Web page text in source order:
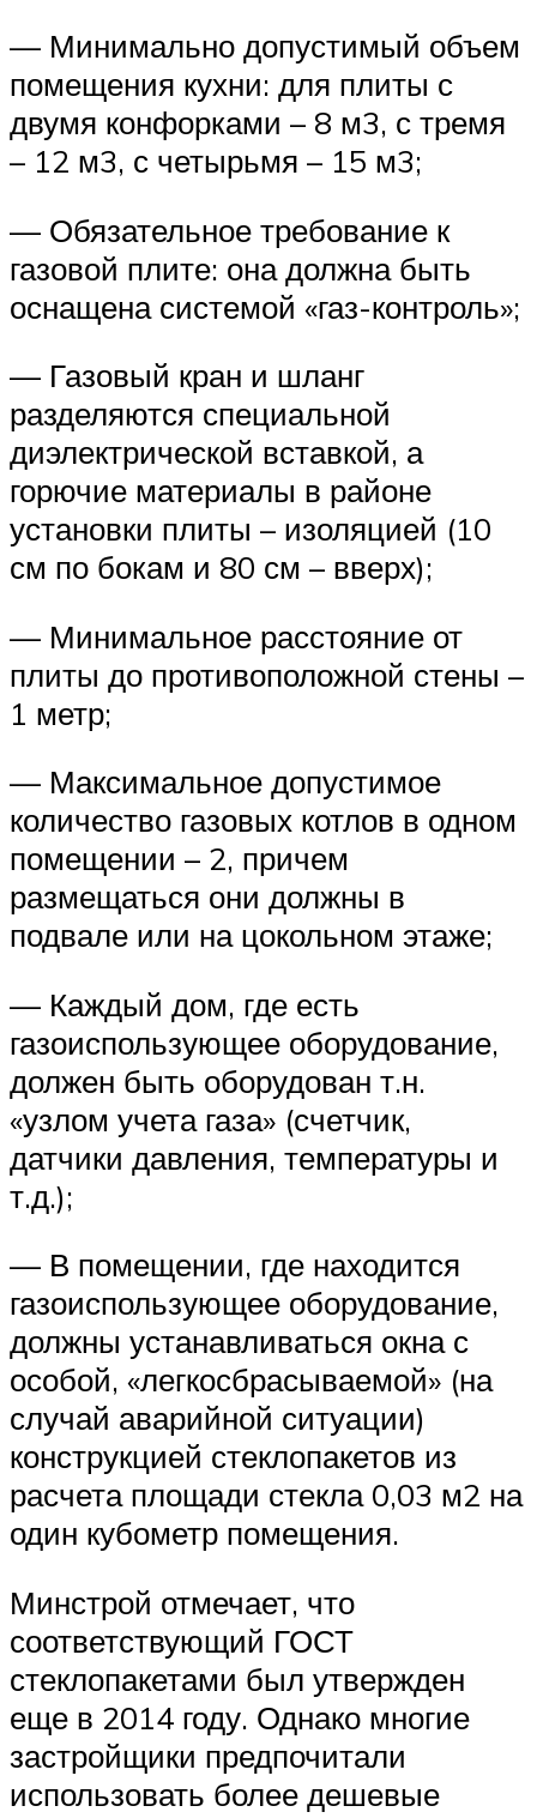
— Минимально допустимый объем
помещения кухни: для плиты с
двумя конфорками – 8 м3, с тремя
– 12 м3, с четырьмя – 15 м3;
— Обязательное требование к
газовой плите: она должна быть
оснащена системой «газ-контроль»;
— Газовый кран и шланг
разделяются специальной
диэлектрической вставкой, а
горючие материалы в районе
установки плиты – изоляцией (10
см по бокам и 80 см – вверх);
— Минимальное расстояние от
плиты до противоположной стены –
1 метр;
— Максимальное допустимое
количество газовых котлов в одном
помещении – 2, причем
размещаться они должны в
подвале или на цокольном этаже;
— Каждый дом, где есть
газоиспользующее оборудование,
должен быть оборудован т.н.
«узлом учета газа» (счетчик,
датчики давления, температуры и
т.д.);
— В помещении, где находится
газоиспользующее оборудование,
должны устанавливаться окна с
особой, «легкосбрасываемой» (на
случай аварийной ситуации)
конструкцией стеклопакетов из
расчета площади стекла 0,03 м2 на
один кубометр помещения.
Минстрой отмечает, что
соответствующий ГОСТ
стеклопакетами был утвержден
еще в 2014 году. Однако многие
застройщики предпочитали
использовать более дешевые